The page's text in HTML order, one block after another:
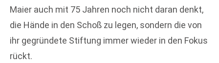
Maier auch mit 75 Jahren noch nicht daran denkt,
die Hände in den Schoß zu legen, sondern die von
ihr gegründete Stiftung immer wieder in den Fokus
rückt.